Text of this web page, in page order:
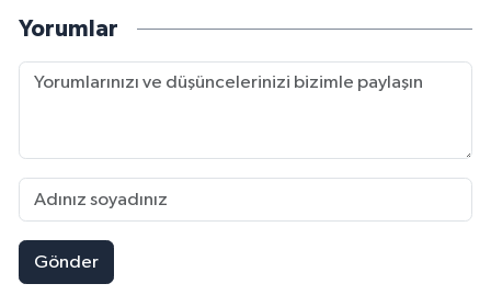
Yorumlar
Gönder